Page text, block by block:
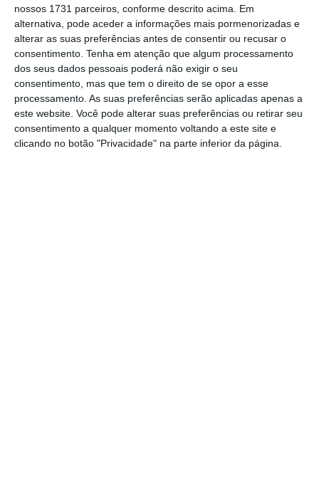
nossos 1731 parceiros, conforme descrito acima. Em
alternativa, pode aceder a informações mais pormenorizadas e
alterar as suas preferências antes de consentir ou recusar o
consentimento. Tenha em atenção que algum processamento
dos seus dados pessoais poderá não exigir o seu
consentimento, mas que tem o direito de se opor a esse
processamento. As suas preferências serão aplicadas apenas a
este website. Você pode alterar suas preferências ou retirar seu
consentimento a qualquer momento voltando a este site e
clicando no botão "Privacidade" na parte inferior da página.
2030, os países da União Europeia
comprometeram-se a garantir30% de AMP.
No entanto, para o TdC, olhando para os
avanços feitos a nível da gestão e proteção
da vida marinha nos últimos dois anos,
Portugal deverá falhar, também, o
compromisso até ao final da década. “Quanto
às áreas marinhas e costeiras, Portugal não